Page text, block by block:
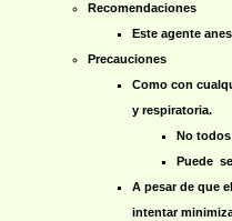
Recomendaciones
Este agente
Precauciones
Como con
y respiratoria.
No
Puede
A pesar de que
intentar